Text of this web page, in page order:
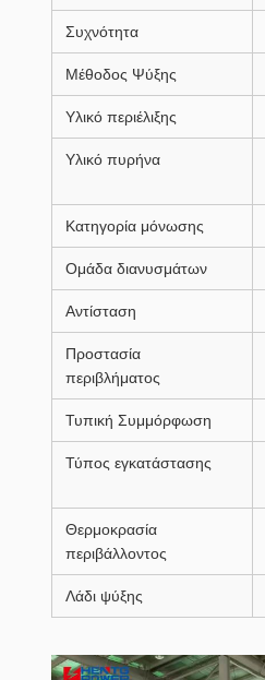
Συχνότητα
Μέθοδος Ψύξης
Υλικό περιέλιξης
Υλικό πυρήνα
Κατηγορία μόνωσης
Ομάδα διανυσμάτων
Αντίσταση
Προστασία
περιβλήματος
Τυπική Συμμόρφωση
Τύπος εγκατάστασης
Θερμοκρασία
περιβάλλοντος
Λάδι ψύξης